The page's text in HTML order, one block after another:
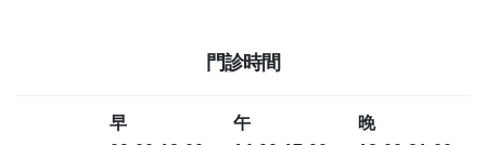
門診時間
早
午
晚